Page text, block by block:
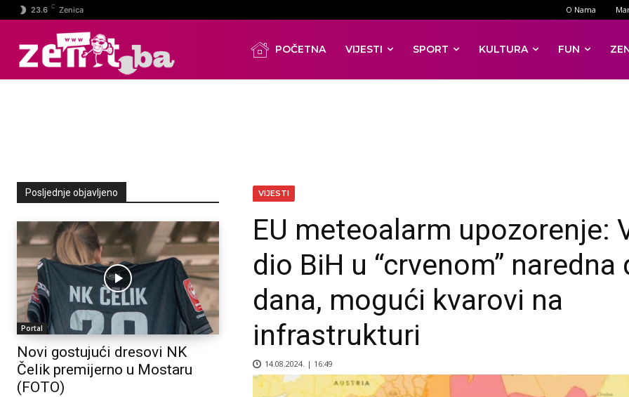
23.6 C Zenica O Nama
POČETNA VIJESTI SPORT KULTURA FUN
Posljednje objavljeno
Portal
Novi gostujući dresovi NK
Čelik premijerno u Mostaru
(FOTO)
VIJESTI
EU meteoalarm upozorenje:
dio BiH u “crvenom” naredna
dana, mogući kvarovi na
infrastrukturi
14.08.2024. | 16:49